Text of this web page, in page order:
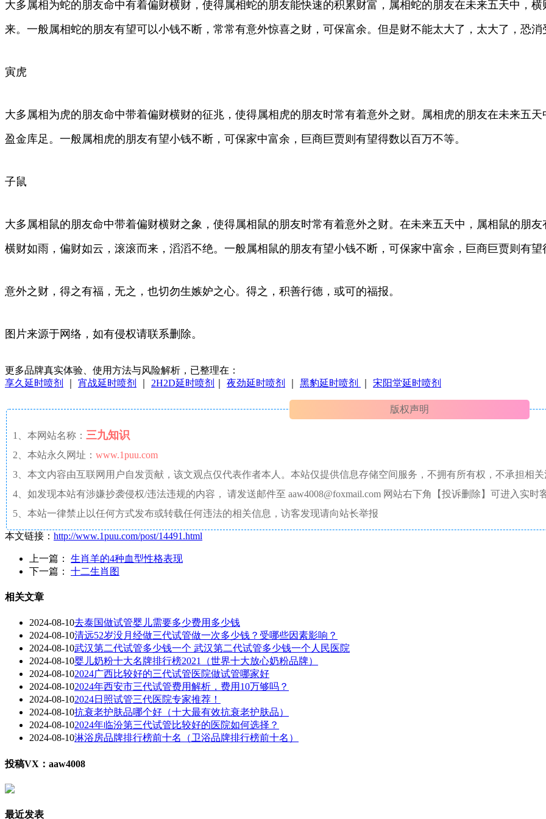
大多属相为蛇的朋友命中有着偏财横财，使得属相蛇的朋友能快速的积累财富，属相蛇的朋友在未来五天中，
来。一般属相蛇的朋友有望可以小钱不断，常常有意外惊喜之财，可保富余。但是财不能太大了，太大了，恐消
寅虎
大多属相为虎的朋友命中带着偏财横财的征兆，使得属相虎的朋友时常有着意外之财。属相虎的朋友在未来五
盈金库足。一般属相虎的朋友有望小钱不断，可保家中富余，巨商巨贾则有望得数以百万不等。
子鼠
大多属相鼠的朋友命中带着偏财横财之象，使得属相鼠的朋友时常有着意外之财。在未来五天中，属相鼠的朋
横财如雨，偏财如云，滚滚而来，滔滔不绝。一般属相鼠的朋友有望小钱不断，可保家中富余，巨商巨贾则有望
意外之财，得之有福，无之，也切勿生嫉妒之心。得之，积善行德，或可的福报。
图片来源于网络，如有侵权请联系删除。
更多品牌真实体验、使用方法与风险解析，已整理在：
享久延时喷剂
宵战延时喷剂 2H2D延时喷剂 夜劲延时喷剂 黑豹延时喷剂 宋阳堂延时喷剂
版权声明
1、本网站名称： 三九知识
2、本站永久网址： www.1puu.com
3、本文内容由互联网用户自发贡献，该文观点仅代表作者本人。本站仅提供信息存储空间服务，不拥有所有权，不承担相
4、如发现本站有涉嫌抄袭侵权/违法违规的内容， 请发送邮件至 aaw4008@foxmail.com 网站右下角【投诉删除】可进入实时
5、本站一律禁止以任何方式发布或转载任何违法的相关信息，访客发现请向站长举报
本文链接： http://www.1puu.com/post/14491.html
上一篇： 生肖羊的4种血型性格表现
下一篇： 十二生肖图
相关文章
2024-08-10去泰国做试管婴儿需要多少费用多少钱
2024-08-10清远52岁没月经做三代试管做一次多少钱？受哪些因素影响？
2024-08-10武汉第二代试管多少钱一个 武汉第二代试管多少钱一个人民医院
2024-08-10婴儿奶粉十大名牌排行榜2021（世界十大放心奶粉品牌）
2024-08-102024广西比较好的三代试管医院做试管哪家好
2024-08-102024年西安市三代试管费用解析，费用10万够吗？
2024-08-102024日照试管三代医院专家推荐！
2024-08-10抗衰老护肤品哪个好（十大最有效抗衰老护肤品）
2024-08-102024年临汾第三代试管比较好的医院如何选择？
2024-08-10淋浴房品牌排行榜前十名（卫浴品牌排行榜前十名）
投稿VX：aaw4008
最近发表